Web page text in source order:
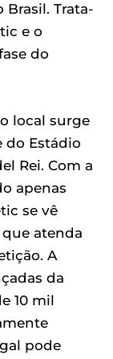
Brasil. Trata-
e o
do
local surge
do Estádio
Rei. Com a
apenas
se vê
atenda
A
da
10 mil
pode